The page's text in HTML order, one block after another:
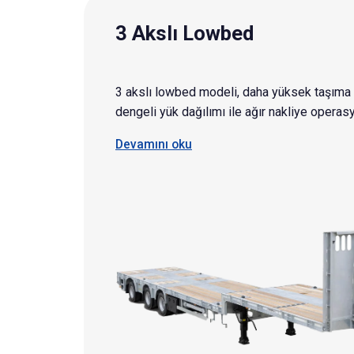
3 Akslı Lowbed
3 akslı lowbed modeli, daha yüksek
dengeli yük dağılımı ile ağır nakliye
Devamını oku